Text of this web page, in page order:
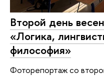
Второй день
«Логика,
философия»
Фоторепортаж со